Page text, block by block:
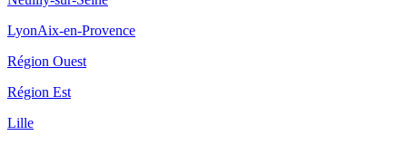
LyonAix-en-Provence
Région Ouest
Région Est
Lille